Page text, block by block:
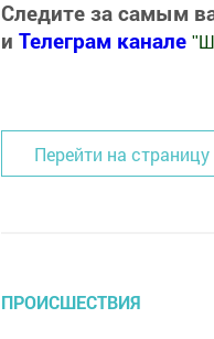
Следите за самым
и Телеграм канале "
Перейти на
ПРОИСШЕСТВИЯ